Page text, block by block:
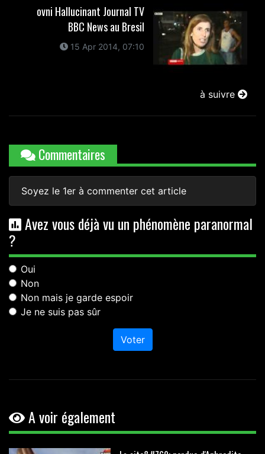
ovni Hallucinant Journal TV
BBC News au Bresil
15 Apr 2014, 07:10
à suivre
Commentaires
Soyez le 1er à commenter cet article
Avez vous déjà vu un phénomène paranormal
?
Oui
Non
Non mais je garde espoir
Je ne suis pas sûr
Voter
A voir également